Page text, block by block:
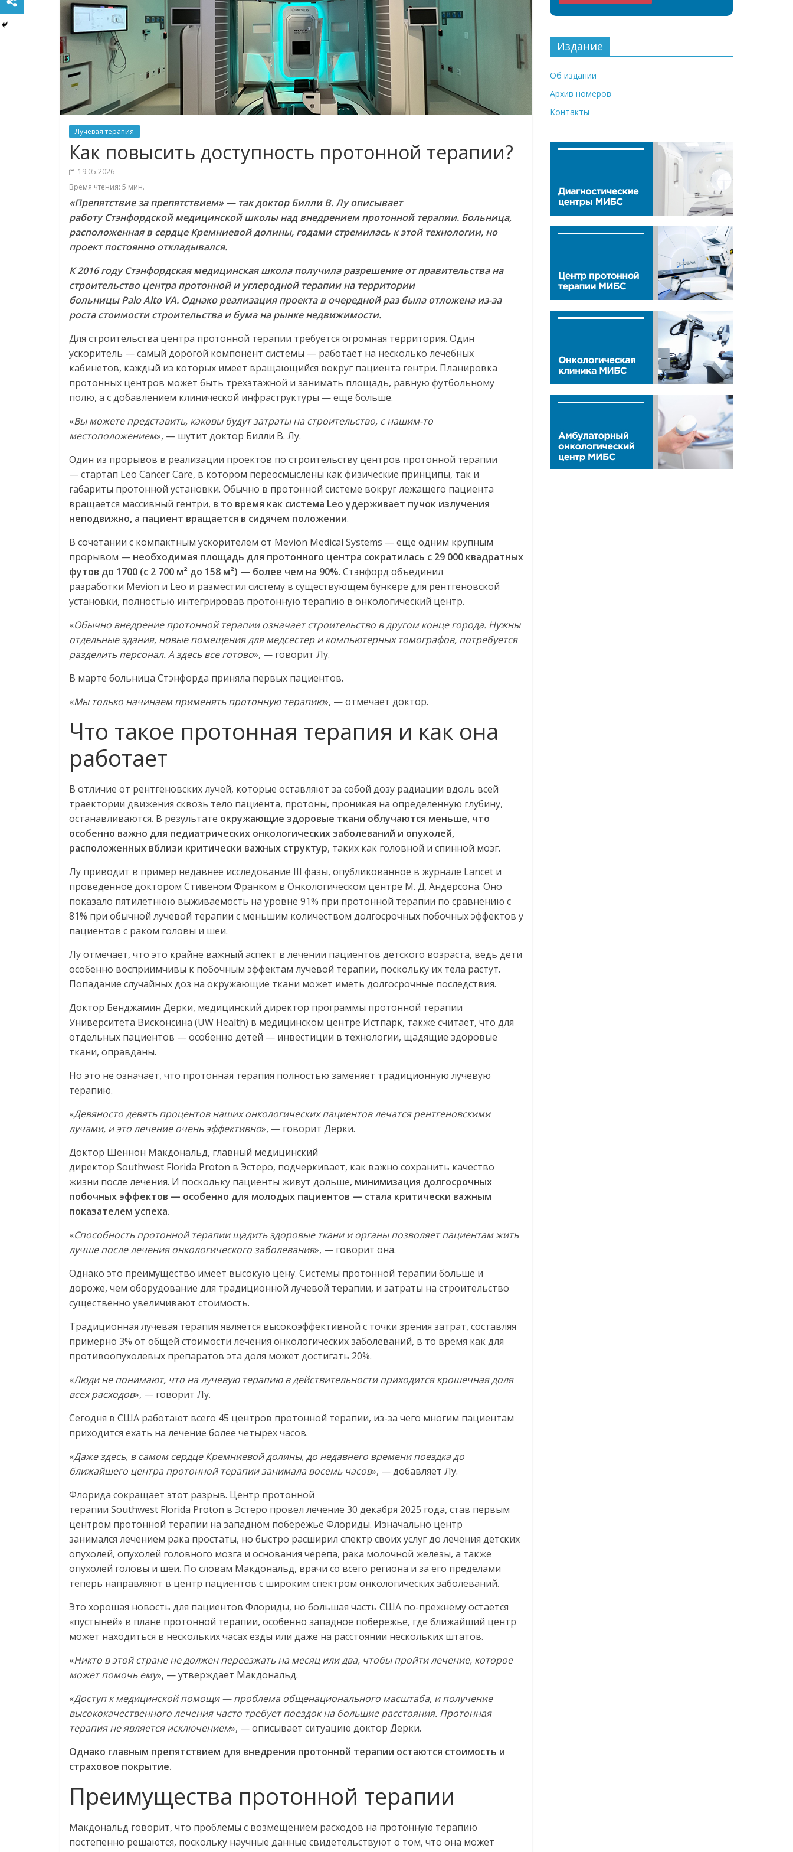
Лучевая терапия
Как повысить доступность протонной терапии?
19.05.2026
Время чтения: 5 мин.
«Препятствие за препятствием» — так доктор Билли В. Лу описывает
работу Стэнфордской медицинской школы над внедрением протонной терапии. Больница,
расположенная в сердце Кремниевой долины, годами стремилась к этой технологии, но
проект постоянно откладывался.
К 2016 году Стэнфордская медицинская школа получила разрешение от правительства на
строительство центра протонной и углеродной терапии на территории
больницы Palo Alto VA. Однако реализация проекта в очередной раз была отложена из-за
роста стоимости строительства и бума на рынке недвижимости.
Для строительства центра протонной терапии требуется огромная территория. Один
ускоритель — самый дорогой компонент системы — работает на несколько лечебных
кабинетов, каждый из которых имеет вращающийся вокруг пациента гентри. Планировка
протонных центров может быть трехэтажной и занимать площадь, равную футбольному
полю, а с добавлением клинической инфраструктуры — еще больше.
«Вы можете представить, каковы будут затраты на строительство, с нашим-то
местоположением», — шутит доктор Билли В. Лу.
Один из прорывов в реализации проектов по строительству центров протонной терапии
— стартап Leo Cancer Care, в котором переосмыслены как физические принципы, так и
габариты протонной установки. Обычно в протонной системе вокруг лежащего пациента
вращается массивный гентри, в то время как система Leo удерживает пучок излучения
неподвижно, а пациент вращается в сидячем положении.
В сочетании с компактным ускорителем от Mevion Medical Systems — еще одним крупным
прорывом — необходимая площадь для протонного центра сократилась с 29 000 квадратных
футов до 1700 (с 2 700 м² до 158 м²) — более чем на 90%. Стэнфорд объединил
разработки Mevion и Leo и разместил систему в существующем бункере для рентгеновской
установки, полностью интегрировав протонную терапию в онкологический центр.
«Обычно внедрение протонной терапии означает строительство в другом конце города. Нужны
отдельные здания, новые помещения для медсестер и компьютерных томографов, потребуется
разделить персонал. А здесь все готово», — говорит Лу.
В марте больница Стэнфорда приняла первых пациентов.
«Мы только начинаем применять протонную терапию», — отмечает доктор.
Что такое протонная терапия и как она
работает
В отличие от рентгеновских лучей, которые оставляют за собой дозу радиации вдоль всей
траектории движения сквозь тело пациента, протоны, проникая на определенную глубину,
останавливаются. В результате окружающие здоровые ткани облучаются меньше, что
особенно важно для педиатрических онкологических заболеваний и опухолей,
расположенных вблизи критически важных структур, таких как головной и спинной мозг.
Лу приводит в пример недавнее исследование III фазы, опубликованное в журнале Lancet и
проведенное доктором Стивеном Франком в Онкологическом центре М. Д. Андерсона. Оно
показало пятилетнюю выживаемость на уровне 91% при протонной терапии по сравнению с
81% при обычной лучевой терапии с меньшим количеством долгосрочных побочных эффектов у
пациентов с раком головы и шеи.
Лу отмечает, что это крайне важный аспект в лечении пациентов детского возраста, ведь дети
особенно восприимчивы к побочным эффектам лучевой терапии, поскольку их тела растут.
Попадание случайных доз на окружающие ткани может иметь долгосрочные последствия.
Доктор Бенджамин Дерки, медицинский директор программы протонной терапии
Университета Висконсина (UW Health) в медицинском центре Истпарк, также считает, что для
отдельных пациентов — особенно детей — инвестиции в технологии, щадящие здоровые
ткани, оправданы.
Но это не означает, что протонная терапия полностью заменяет традиционную лучевую
терапию.
«Девяносто девять процентов наших онкологических пациентов лечатся рентгеновскими
лучами, и это лечение очень эффективно», — говорит Дерки.
Доктор Шеннон Макдональд, главный медицинский
директор Southwest Florida Proton в Эстеро, подчеркивает, как важно сохранить качество
жизни после лечения. И поскольку пациенты живут дольше, минимизация долгосрочных
побочных эффектов — особенно для молодых пациентов — стала критически важным
показателем успеха.
«Способность протонной терапии щадить здоровые ткани и органы позволяет пациентам жить
лучше после лечения онкологического заболевания», — говорит она.
Однако это преимущество имеет высокую цену. Системы протонной терапии больше и
дороже, чем оборудование для традиционной лучевой терапии, и затраты на строительство
существенно увеличивают стоимость.
Традиционная лучевая терапия является высокоэффективной с точки зрения затрат, составляя
примерно 3% от общей стоимости лечения онкологических заболеваний, в то время как для
противоопухолевых препаратов эта доля может достигать 20%.
«Люди не понимают, что на лучевую терапию в действительности приходится крошечная доля
всех расходов», — говорит Лу.
Сегодня в США работают всего 45 центров протонной терапии, из-за чего многим пациентам
приходится ехать на лечение более четырех часов.
«Даже здесь, в самом сердце Кремниевой долины, до недавнего времени поездка до
ближайшего центра протонной терапии занимала восемь часов», — добавляет Лу.
Флорида сокращает этот разрыв. Центр протонной
терапии Southwest Florida Proton в Эстеро провел лечение 30 декабря 2025 года, став первым
центром протонной терапии на западном побережье Флориды. Изначально центр
занимался лечением рака простаты, но быстро расширил спектр своих услуг до лечения детских
опухолей, опухолей головного мозга и основания черепа, рака молочной железы, а также
опухолей головы и шеи. По словам Макдональд, врачи со всего региона и за его пределами
теперь направляют в центр пациентов с широким спектром онкологических заболеваний.
Это хорошая новость для пациентов Флориды, но большая часть США по-прежнему остается
«пустыней» в плане протонной терапии, особенно западное побережье, где ближайший центр
может находиться в нескольких часах езды или даже на расстоянии нескольких штатов.
«Никто в этой стране не должен переезжать на месяц или два, чтобы пройти лечение, которое
может помочь ему», — утверждает Макдональд.
«Доступ к медицинской помощи — проблема общенационального масштаба, и получение
высококачественного лечения часто требует поездок на большие расстояния. Протонная
терапия не является исключением», — описывает ситуацию доктор Дерки.
Однако главным препятствием для внедрения протонной терапии остаются стоимость и
страховое покрытие.
Преимущества протонной терапии
Макдональд говорит, что проблемы с возмещением расходов на протонную терапию
постепенно решаются, поскольку научные данные свидетельствуют о том, что она может
Издание
Об издании
Архив номеров
Контакты